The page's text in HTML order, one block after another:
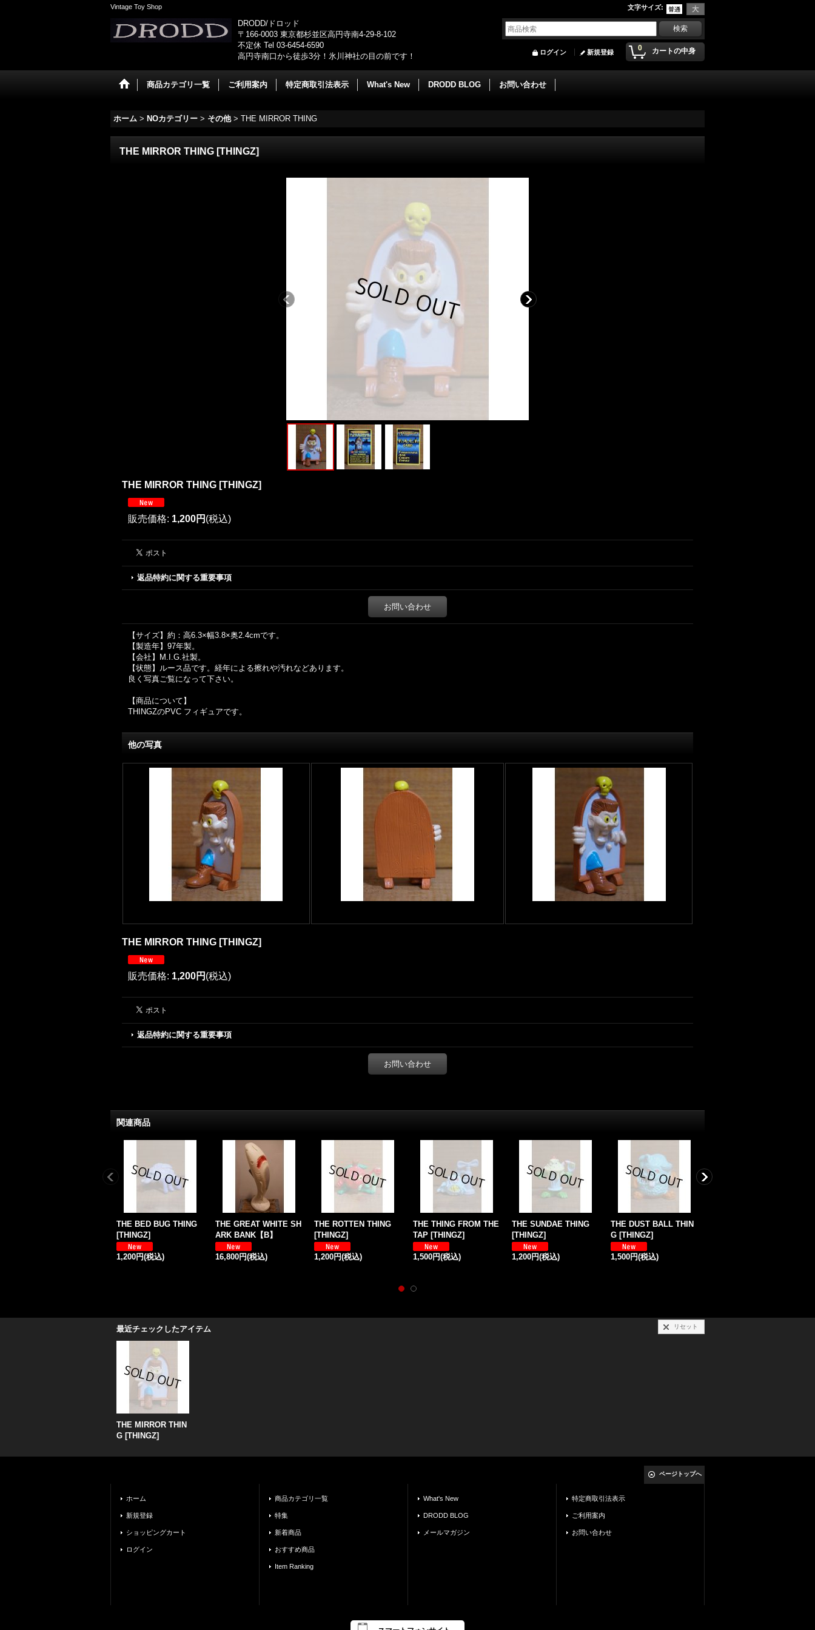
Vintage Toy Shop 文字サイズ:
DRODD/ドロッド
〒166-0003 東京都杉並区高円寺南4-29-8-102
不定休 Tel 03-6454-6590
高円寺南口から徒歩3分！氷川神社の目の前です！
0 カートの中身
ログイン 新規登録
商品カテゴリ一覧 ご利用案内 特定商取引法表示 What's New DRODD BLOG お問い合わせ
ホーム > NOカテゴリー > その他 > THE MIRROR THING
THE MIRROR THING [THINGZ]
THE MIRROR THING [THINGZ]
販売価格: 1,200円 (税込)
返品特約に関する重要事項
お問い合わせ
【サイズ】約：高6.3×幅3.8×奥2.4cmです。
【製造年】97年製。
【会社】M.I.G.社製。
【状態】ルース品です。経年による擦れや汚れなどあります。
良く写真ご覧になって下さい。
【商品について】
THINGZのPVC フィギュアです。
他の写真
THE MIRROR THING [THINGZ]
販売価格: 1,200円 (税込)
返品特約に関する重要事項
お問い合わせ
関連商品
THE BED BUG THING
[THINGZ]
1,200円(税込)
THE GREAT WHITE SH
ARK BANK【B】
16,800円(税込)
THE ROTTEN THING
[THINGZ]
1,200円(税込)
THE THING FROM THE
TAP [THINGZ]
1,500円(税込)
THE SUNDAE THING
[THINGZ]
1,200円(税込)
THE DUST BALL THIN
G [THINGZ]
1,500円(税込)
最近チェックしたアイテム リセット
THE MIRROR THIN
G [THINGZ]
ページトップへ
ホーム
新規登録
ショッピングカート
ログイン
商品カテゴリ一覧
特集
新着商品
おすすめ商品
Item Ranking
What's New
DRODD BLOG
メールマガジン
特定商取引法表示
ご利用案内
お問い合わせ